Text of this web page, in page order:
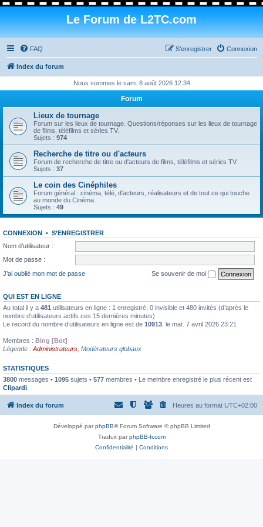
Le Forum de L2TC.com
FAQ Connexion
S’enregistrer
Index du forum
Nous sommes le sam. 8 août 2026 12:34
Forum
Lieux de tournage
Forum sur les lieux de tournage. Questions/réponses sur les lieux de tournage
de films, téléfilms et séries TV.
Sujets : 974
Recherche de titre ou d'acteurs
Forum de recherche de titre ou d'acteurs de films, téléfilms et séries TV.
Sujets : 37
Le coin des Cinéphiles
Forum général : cinéma, télé, d'acteurs, réalisateurs et de tout ce qui touche
au monde du Cinéma.
Sujets : 49
CONNEXION • S’ENREGISTRER
Nom d’utilisateur :
Mot de passe :
J’ai oublié mon mot de passe
Se souvenir de moi
QUI EST EN LIGNE
Au total il y a 481 utilisateurs en ligne : 1 enregistré, 0 invisible et 480 invités (d’après le
nombre d’utilisateurs actifs ces 15 dernières minutes)
Le record du nombre d’utilisateurs en ligne est de 10913 , le mar. 7 avril 2026 23:21
Membres : Bing [Bot]
Légende : Administrateurs Modérateurs globaux
STATISTIQUES
3800 messages • 1095 sujets • 577 membres • Le membre enregistré le plus récent est
Clipardi
Index du forum Heures au format UTC+02:00
Développé parphpBB® Forum Software © phpBB Limited
Traduit parphpBB-fr.com
Confidentialité | Conditions